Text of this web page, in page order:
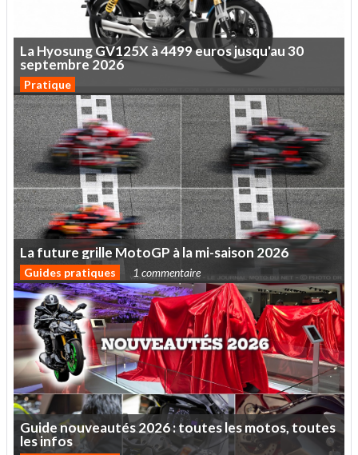
LaHyosungGV125X à4499eurosjusqu'au30
septembre2026
Pratique
Lafuturegrille MotoGP àlami-saison 2026
Guides pratiques 1 commentaire
Guidenouveautés2026:touteslesmotos,toutes
lesinfos